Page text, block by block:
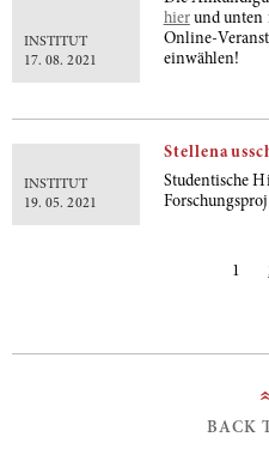
INSTITUT
17. 08. 2021
hierund unten
Online-
einwählen!
INSTITUT
19. 05. 2021
Studentische
1
BACK